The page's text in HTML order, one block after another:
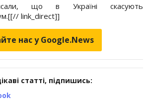
що в Україні скасують
link_direct]]
нас у Google.News
статті, підпишись: